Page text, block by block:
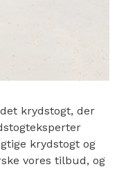
krydstogt, der
krydstogt og
vores tilbud, og